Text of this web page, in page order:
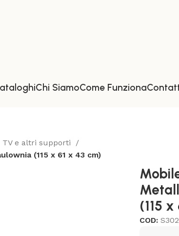
Chi SiamoCome Funziona
TV e altri supporti
(115 x 61 x 43 cm)
(115
COD: